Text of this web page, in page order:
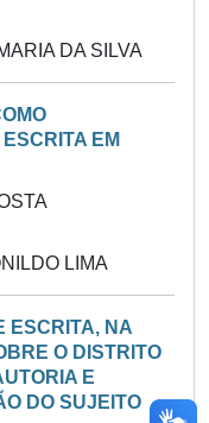
DA SILVA
EM
LIMA
ESCRITA, NA
O DISTRITO
E
DO SUJEITO